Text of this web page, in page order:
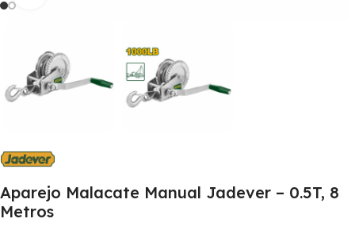
Aparejo Malacate Manual Jadever – 0.5T, 8
Metros